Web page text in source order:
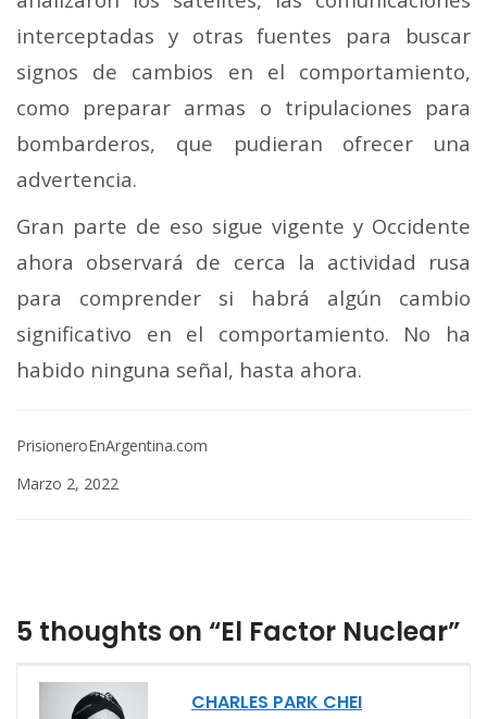
interceptadas y otras fuentes para buscar
signos de cambios en el comportamiento,
como preparar armas o tripulaciones para
bombarderos, que pudieran ofrecer una
advertencia.
Gran parte de eso sigue vigente y Occidente
ahora observará de cerca la actividad rusa
para comprender si habrá algún cambio
significativo en el comportamiento. No ha
habido ninguna señal, hasta ahora.
PrisioneroEnArgentina.com
Marzo 2, 2022
5 thoughts on “El Factor Nuclear”
CHARLES PARK CHEI